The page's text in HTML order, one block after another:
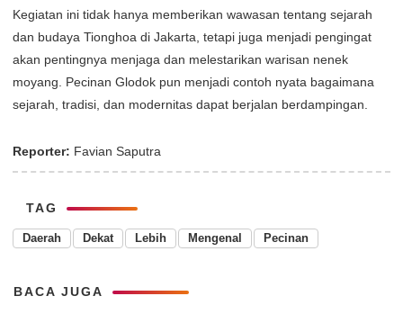
Kegiatan ini tidak hanya memberikan wawasan tentang sejarah
dan budaya Tionghoa di Jakarta, tetapi juga menjadi pengingat
akan pentingnya menjaga dan melestarikan warisan nenek
moyang. Pecinan Glodok pun menjadi contoh nyata bagaimana
sejarah, tradisi, dan modernitas dapat berjalan berdampingan.
Reporter: Favian Saputra
TAG
Daerah Dekat Lebih Mengenal Pecinan
BACA JUGA